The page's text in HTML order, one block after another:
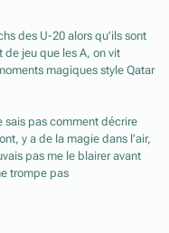
des U-20 alors qu’ils sont
de jeu que les A, on vit
magiques style Qatar
sais pas comment décrire
y a de la magie dans l’air,
pas me le blairer avant
trompe pas